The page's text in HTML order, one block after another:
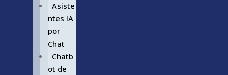
Asiste
ntes IA
por
Chat
Chatb
ot de